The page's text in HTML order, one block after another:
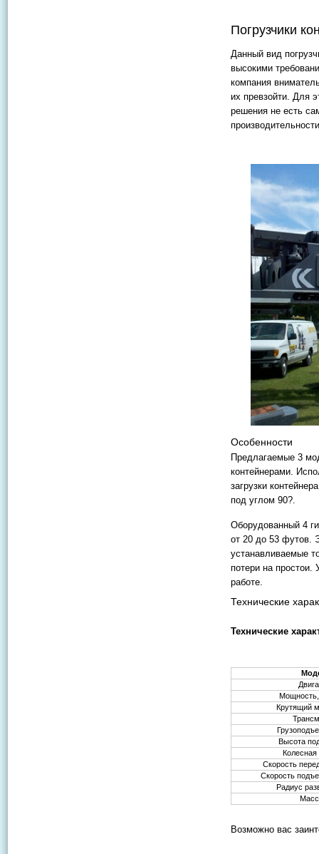
Погрузчики
Данный вид
высокими
компания
их превзойти. Для
решения не есть
Особенности
Предлагаемые 3
контейнерами.
загрузки
под углом 90?.
Оборудованный 4
от 20 до 53 футов.
устанавливаемые
потери на простои.
работе.
Технические
Технические
Крутящий
Высота
Скорость
Скорость
Радиус
Возможно вас